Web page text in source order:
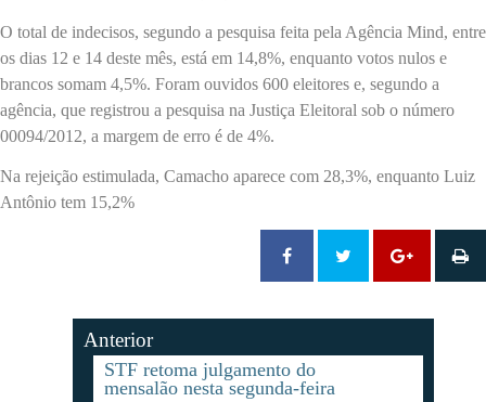
O total de indecisos, segundo a pesquisa feita pela Agência Mind, entre
os dias 12 e 14 deste mês, está em 14,8%, enquanto votos nulos e
brancos somam 4,5%. Foram ouvidos 600 eleitores e, segundo a
agência, que registrou a pesquisa na Justiça Eleitoral sob o número
00094/2012, a margem de erro é de 4%.
Na rejeição estimulada, Camacho aparece com 28,3%, enquanto Luiz
Antônio tem 15,2%
Anterior
STF retoma julgamento do
mensalão nesta segunda-feira